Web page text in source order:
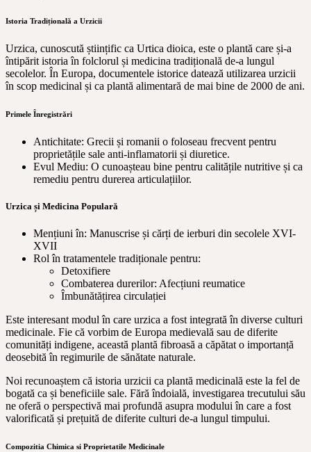
Istoria Tradițională a Urzicii
Urzica, cunoscută științific ca Urtica dioica, este o plantă care și-a
întipărit istoria în folclorul și medicina tradițională de-a lungul
secolelor. În Europa, documentele istorice datează utilizarea urzicii
în scop medicinal și ca plantă alimentară de mai bine de 2000 de ani.
Primele Înregistrări
Antichitate: Grecii și romanii o foloseau frecvent pentru
proprietățile sale anti-inflamatorii și diuretice.
Evul Mediu: O cunoașteau bine pentru calitățile nutritive și ca
remediu pentru durerea articulațiilor.
Urzica și Medicina Populară
Mențiuni în: Manuscrise și cărți de ierburi din secolele XVI-
XVII
Rol în tratamentele tradiționale pentru:
Detoxifiere
Combaterea durerilor: Afecțiuni reumatice
Îmbunătățirea circulației
Este interesant modul în care urzica a fost integrată în diverse culturi
medicinale. Fie că vorbim de Europa medievală sau de diferite
comunități indigene, această plantă fibroasă a căpătat o importanță
deosebită în regimurile de sănătate naturale.
Noi recunoaștem că istoria urzicii ca plantă medicinală este la fel de
bogată ca și beneficiile sale. Fără îndoială, investigarea trecutului său
ne oferă o perspectivă mai profundă asupra modului în care a fost
valorificată și prețuită de diferite culturi de-a lungul timpului.
Compozitia Chimica si Proprietatile Medicinale